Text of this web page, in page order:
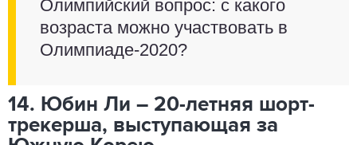
Олимпийский вопрос: с какого
возраста можно участвовать в
Олимпиаде-2020?
14. Юбин Ли – 20-летняя шорт-
трекерша, выступающая за